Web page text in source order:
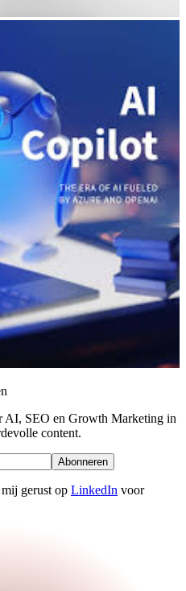
AI, SEO en Growth Marketing in
content.
Abonneren
gerust op LinkedIn voor